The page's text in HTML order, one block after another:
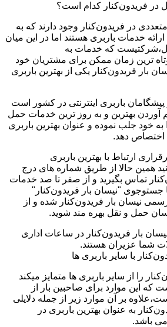
در فریدون‌کنار کدام است؟
در فریدون‌کنار وجود دارند که به
خدمات باربری هستند اما در این میان
که خدمات به
ترین زمان ممکن برای مشتریان خود
بار فریدون‌کنار یکی از بهترین باربری
پیشگامان باربری اینترنتی در کشور است
آوردن بهترین و به روز ترین خدمات حمل
خود جلب نموده و عنوان بهترین باربری
اختصاص دهد.
ارتباط با بهترین باربری
همین حالا از طریق شماره های درج
تماس بگیرید و از صفر تا صد خدمات
جستوجوی "نیسان بار فریدون‌کنار"
نیسان بار فریدون‌کنار شده و از
حمل و نقل بهره مند شوید.
بار فریدون‌کنار در ساعات اداری
شما عزیران هستند.
با سایر باربری ها
را از سایر باربری ها متمایز میکند
این موارد برای صاحبین بار از
بر آن موارد زیر از جمله دلایلی
به عنوان بهترین باربری در
می باشد.